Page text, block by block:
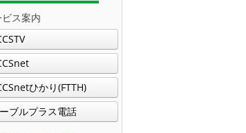
ス案内
ひかり(FTTH)
ブルプラス電話